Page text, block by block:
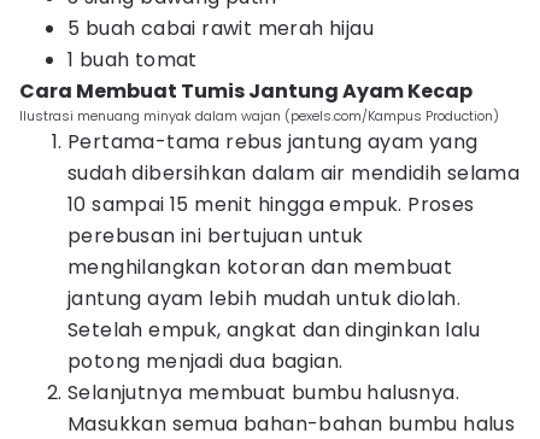
5 buah cabai rawit merah hijau
1 buah tomat
Cara Membuat Tumis Jantung Ayam Kecap
Ilustrasi menuang minyak dalam wajan (pexels.com/Kampus Production)
Pertama-tama rebus jantung ayam yang
sudah dibersihkan dalam air mendidih selama
10 sampai 15 menit hingga empuk. Proses
perebusan ini bertujuan untuk
menghilangkan kotoran dan membuat
jantung ayam lebih mudah untuk diolah.
Setelah empuk, angkat dan dinginkan lalu
potong menjadi dua bagian.
Selanjutnya membuat bumbu halusnya.
Masukkan semua bahan-bahan bumbu halus